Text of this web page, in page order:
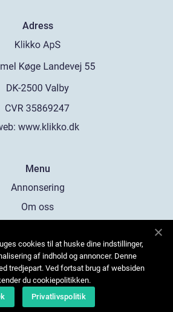
Adress
www.klikko.dk
Menu
Annonsering
Om oss
Kontakta oss
Sitemap
cookies til at huske dine indstillinger,
af indhold og annoncer. Denne
tredjepart. Ved fortsat brug af websiden
du cookiepolitikken.
Privatlivspolitik